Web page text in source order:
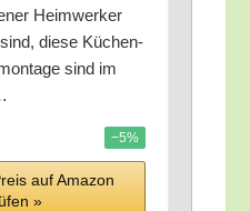
Heim­wer­ker
die­se Küchen­
sind im
−5%
auf Ama­zon
»